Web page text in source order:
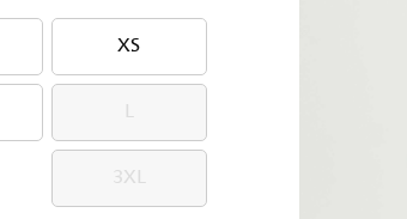
XS
XS
L
L
3XL
3XL